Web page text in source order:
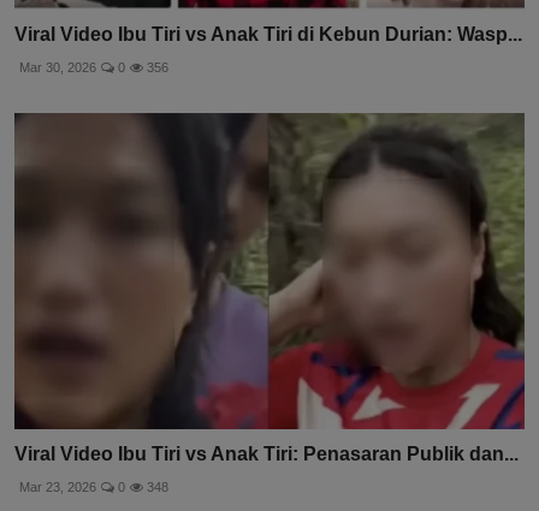
Viral Video Ibu Tiri vs Anak Tiri di Kebun Durian: Wasp...
Mar 30, 2026 0 356
Viral Video Ibu Tiri vs Anak Tiri: Penasaran Publik dan...
Mar 23, 2026 0 348